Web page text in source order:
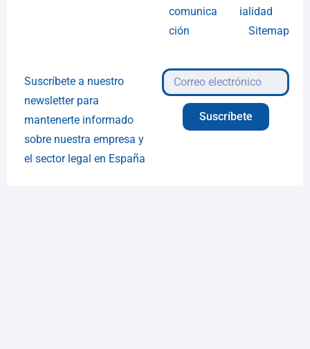
comunica
ción
ialidad
Sitemap
Suscríbete a nuestro
newsletter para
mantenerte informado
sobre nuestra empresa y
el sector legal en España
Suscríbete